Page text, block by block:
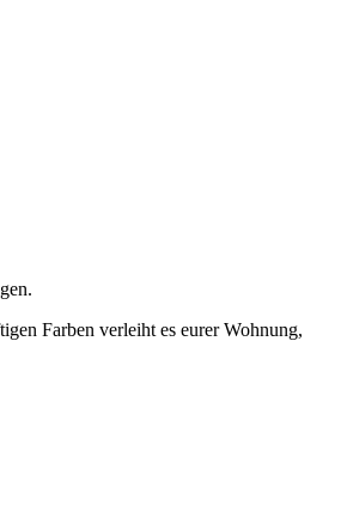
Farben verleiht es eurer Wohnung,